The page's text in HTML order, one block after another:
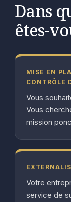
Dans
êtes-
MISE EN
CONTRÔLE
Vous
Vous
mission
Votre
service de